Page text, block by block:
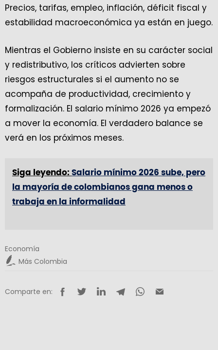
Precios, tarifas, empleo, inflación, déficit fiscal y
estabilidad macroeconómica ya están en juego.
Mientras el Gobierno insiste en su carácter social
y redistributivo, los críticos advierten sobre
riesgos estructurales si el aumento no se
acompaña de productividad, crecimiento y
formalización. El salario mínimo 2026 ya empezó
a mover la economía. El verdadero balance se
verá en los próximos meses.
Siga leyendo: Salario mínimo 2026 sube, pero
la mayoría de colombianos gana menos o
trabaja en la informalidad
Economía
Más Colombia
Comparte en: